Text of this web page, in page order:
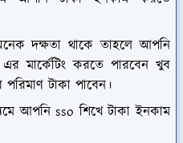
দক্ষতা থাকে তাহলে আপনি
মার্কেটিং করতে পারবেন খুব
টাকা পাবেন।
আপনি sso শিখে টাকা ইনকাম